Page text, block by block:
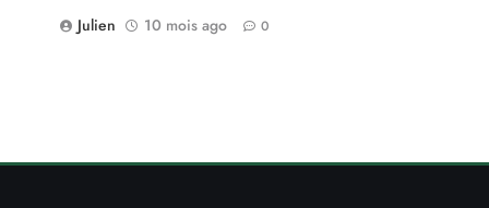
Julien 10 mois ago 0